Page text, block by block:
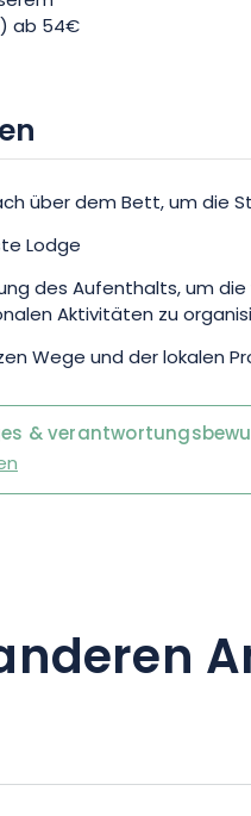
Sie nun alleine, mit der
können sich auf eine
werden!
ab 54€
über dem Bett, um die
Lodge
des Aufenthalts, um
Aktivitäten zu
Wege und der lokalen
&